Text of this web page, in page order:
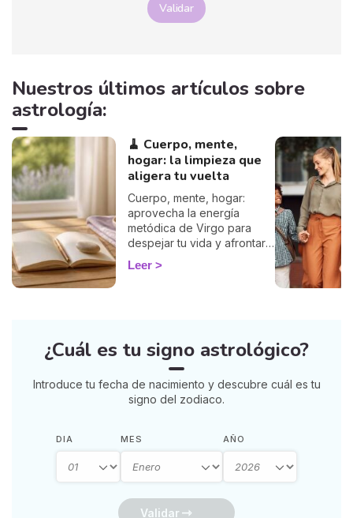
Validar
Nuestros últimos artículos sobre
astrología:
🧹 Cuerpo, mente,
hogar: la limpieza que
aligera tu vuelta
Cuerpo, mente, hogar:
aprovecha la energía
metódica de Virgo para
despejar tu vida y afrontar
la vuelta de 2026 con
ligereza. La guía de Marisa.
Leer
¿Cuál es tu signo astrológico?
Introduce tu fecha de nacimiento y descubre cuál es tu
signo del zodiaco.
DIA MES AÑO
Validar